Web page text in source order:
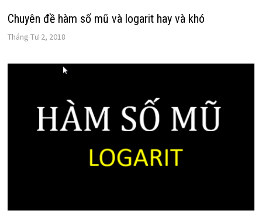
Chuyên đề hàm số mũ và logarit hay và khó
Tháng Tư 2, 2018